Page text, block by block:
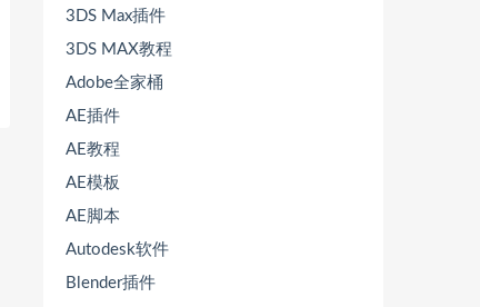
3DS Max插件
3DS MAX教程
Adobe全家桶
AE插件
AE教程
AE模板
AE脚本
Autodesk软件
Blender插件